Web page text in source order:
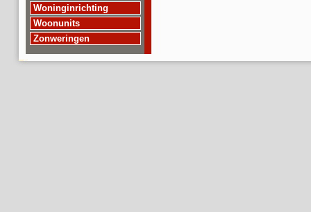
Woninginrichting
Woonunits
Zonweringen